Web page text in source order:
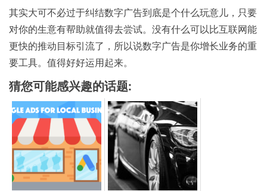
其实大可不必过于纠结数字广告到底是个什么玩意儿，只要
对你的生意有帮助就值得去尝试。没有什么可以比互联网能
更快的推动目标引流了，所以说数字广告是你增长业务的重
要工具。值得好好运用起来。
猜您可能感兴趣的话题: